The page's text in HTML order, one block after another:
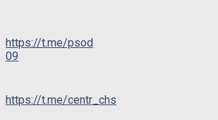
https://t.me/psod
09
https://t.me/centr_chs